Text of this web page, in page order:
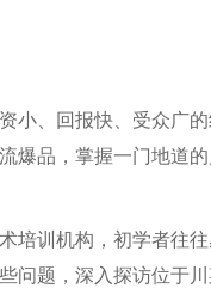
小、回报快、受众广
爆品，掌握一门地道
培训机构，初学者往
问题，深入探访位